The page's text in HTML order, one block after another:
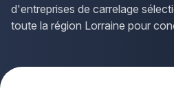
d'entreprises de carrelage
toute la région Lorraine pour